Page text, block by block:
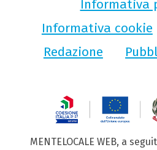
Informativa
Informativa cookie
Redazione
MENTELOCALE WEB, a